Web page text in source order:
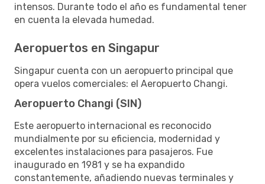
intensos. Durante todo el año es fundamental tener
en cuenta la elevada humedad.
Aeropuertos en Singapur
Singapur cuenta con un aeropuerto principal que
opera vuelos comerciales: el Aeropuerto Changi.
Aeropuerto Changi (SIN)
Este aeropuerto internacional es reconocido
mundialmente por su eficiencia, modernidad y
excelentes instalaciones para pasajeros. Fue
inaugurado en 1981 y se ha expandido
constantemente, añadiendo nuevas terminales y